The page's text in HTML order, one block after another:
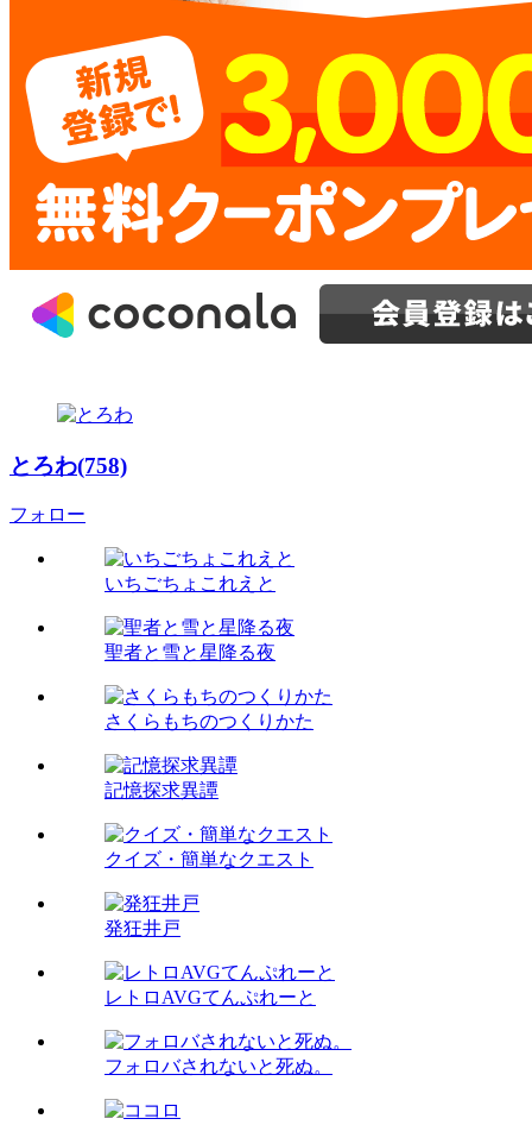
とろわ(758)
フォロー
いちごちょこれえと
聖者と雪と星降る夜
さくらもちのつくりかた
記憶探求異譚
クイズ・簡単なクエスト
発狂井戸
レトロAVGてんぷれーと
フォロバされないと死ぬ。